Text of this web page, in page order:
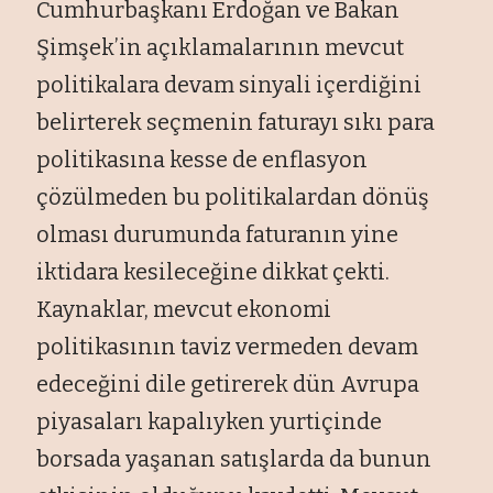
Cumhurbaşkanı Erdoğan ve Bakan
Şimşek’in açıklamalarının mevcut
politikalara devam sinyali içerdiğini
belirterek seçmenin faturayı sıkı para
politikasına kesse de enflasyon
çözülmeden bu politikalardan dönüş
olması durumunda faturanın yine
iktidara kesileceğine dikkat çekti.
Kaynaklar, mevcut ekonomi
politikasının taviz vermeden devam
edeceğini dile getirerek dün Avrupa
piyasaları kapalıyken yurtiçinde
borsada yaşanan satışlarda da bunun